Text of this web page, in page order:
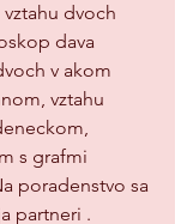
dvoch
dava
v akom
vztahu
s grafmi
poradenstvo sa
partneri .